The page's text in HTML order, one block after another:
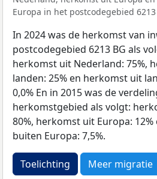
Europa in het postcodegebied 6213
In 2024 was de herkomst van
postcodegebied 6213 BG als
herkomst uit Nederland: 75%,
landen: 25% en herkomst uit
0,0% En in 2015 was de
herkomstgebied als volgt:
80%, herkomst uit Europa:
buiten Europa: 7,5%.
Toelichting Meer migratie